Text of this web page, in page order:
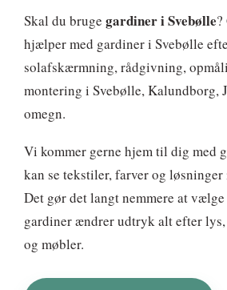
Skal du bruge gardiner i Svebølle
hjælper med gardiner i Svebølle
solafskærmning, rådgivning,
montering i Svebølle, Kalundborg,
omegn.
Vi kommer gerne hjem til dig med
kan se tekstiler, farver og løsninger
Det gør det langt nemmere at
gardiner ændrer udtryk alt efter
og møbler.